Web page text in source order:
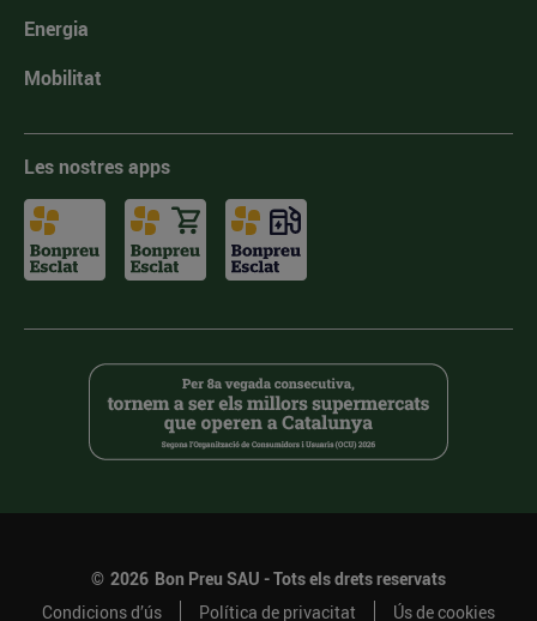
Energia
Mobilitat
Les nostres apps
© 2026 Bon Preu SAU - Tots els drets reservats
Condicions d’ús
Política de privacitat Ús de cookies